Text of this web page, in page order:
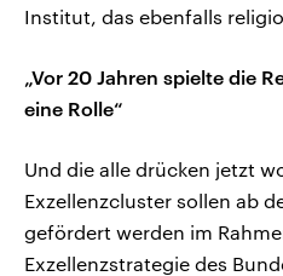
Institut, das ebenfalls
„Vor 20 Jahren spielte die
eine Rolle“
Und die alle drücken jetzt
Exzellenzcluster sollen ab
gefördert werden im
Exzellenzstrategie des